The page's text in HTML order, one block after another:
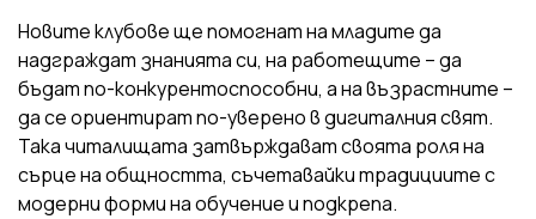
Новите клубове ще помогнат на младите да
надграждат знанията си, на работещите – да
бъдат по-конкурентоспособни, а на възрастните –
да се ориентират по-уверено в дигиталния свят.
Така читалищата затвърждават своята роля на
сърце на общността, съчетавайки традициите с
модерни форми на обучение и подкрепа.